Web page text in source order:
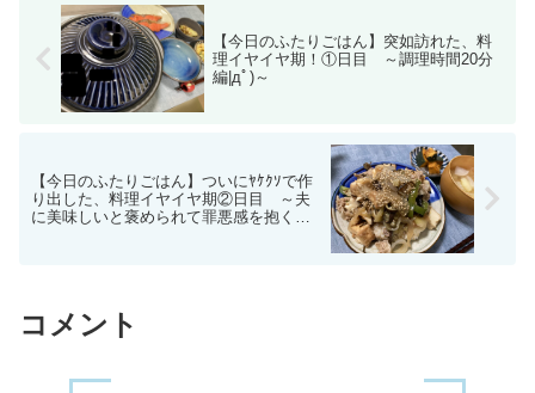
【今日のふたりごはん】突如訪れた、料
理イヤイヤ期！①日目 ～調理時間20分
編|дﾟ)～
【今日のふたりごはん】ついにﾔｹｸｿで作
り出した、料理イヤイヤ期②日目 ～夫
に美味しいと褒められて罪悪感を抱く…|
コメント